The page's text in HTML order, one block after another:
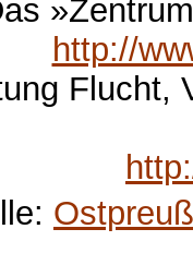
http://
Flucht,